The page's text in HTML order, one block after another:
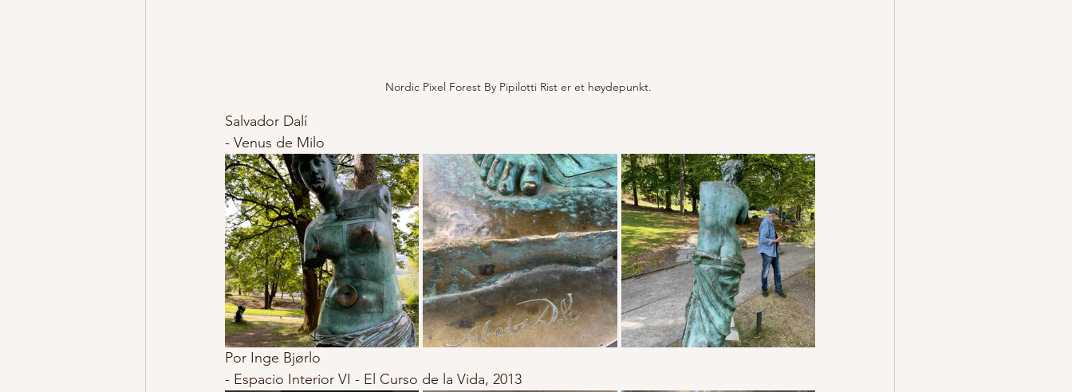
Nordic Pixel Forest By Pipilotti Rist er et høydepunkt.
Salvador Dalí
- Venus de Milo
Por Inge Bjørlo
- Espacio Interior VI - El Curso de la Vida, 2013